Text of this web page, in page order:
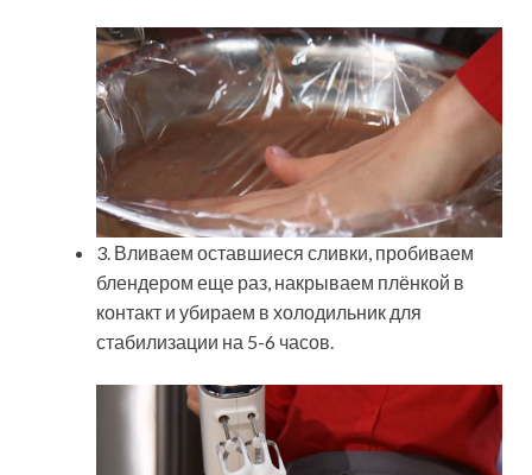
3. Вливаем оставшиеся сливки, пробиваем
блендером еще раз, накрываем плёнкой в
контакт и убираем в холодильник для
стабилизации на 5-6 часов.